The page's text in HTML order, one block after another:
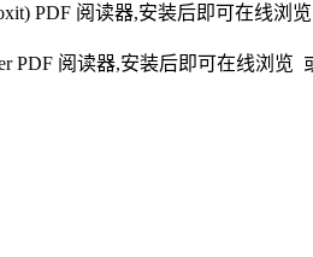
PDF 阅读器,安装后即可在线浏
PDF 阅读器,安装后即可在线浏览